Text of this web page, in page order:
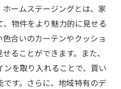
ームステージングとは、家
物件をより魅力的に見せる
合いのカーテンやクッショ
ることができます。また、
を取り入れることで、買い
す。さらに、地域特有のデ